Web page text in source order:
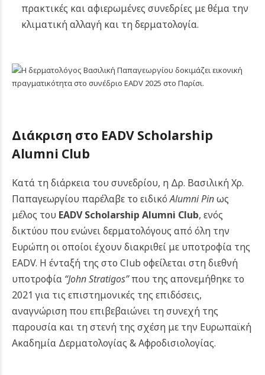
πρακτικές και αφιερωμένες συνεδρίες με θέμα την
κλιματική αλλαγή και τη δερματολογία.
Διάκριση στο EADV Scholarship
Alumni Club
Κατά τη διάρκεια του συνεδρίου, η Δρ. Βασιλική Χρ.
Παπαγεωργίου παρέλαβε το ειδικόAlumni Pinως
μέλος του EADV Scholarship Alumni Club, ενός
δικτύου που ενώνει δερματολόγους από όλη την
Ευρώπη οι οποίοι έχουν διακριθεί με υποτροφία της
EADV. Η ένταξή της στο Club οφείλεται στη διεθνή
υποτροφία “John Stratigos”που της απονεμήθηκε το
2021 για τις επιστημονικές της επιδόσεις,
αναγνώριση που επιβεβαιώνει τη συνεχή της
παρουσία και τη στενή της σχέση με την Ευρωπαϊκή
Ακαδημία Δερματολογίας & Αφροδισιολογίας.